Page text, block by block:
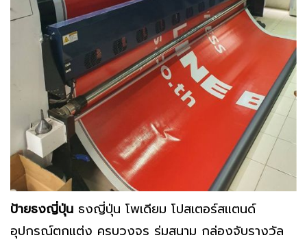
ป้ายธงญี่ปุ่น ธงญี่ปุ่น โพเดียม โปสเตอร์สแตนด์
อุปกรณ์ตกแต่ง ครบวงจร ร่มสนาม กล่องจับรางวัล